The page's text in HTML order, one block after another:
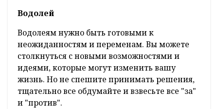
Водолей
Водолеям нужно быть готовыми к
неожиданностям и переменам. Вы можете
столкнуться с новыми возможностями и
идеями, которые могут изменить вашу
жизнь. Но не спешите принимать решения,
тщательно все обдумайте и взвесьте все "за"
и "против".